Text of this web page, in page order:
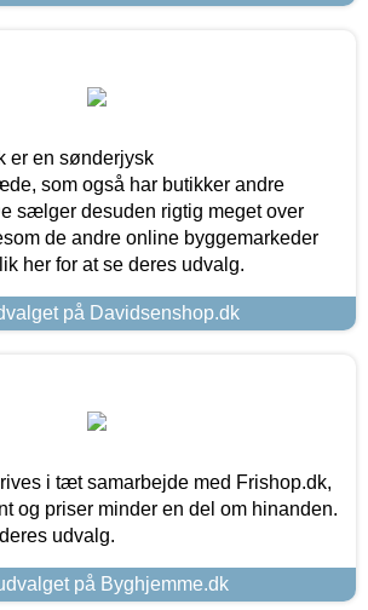
er en sønderjysk
som også har butikker andre
sælger desuden rigtig meget over
de andre online byggemarkeder
her for at se deres udvalg.
på Davidsenshop.dk
i tæt samarbejde med Frishop.dk,
og priser minder en del om hinanden.
udvalg.
på Byghjemme.dk